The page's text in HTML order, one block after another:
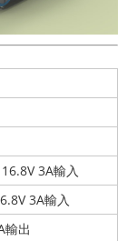
3A輸入
3A輸入
輸出